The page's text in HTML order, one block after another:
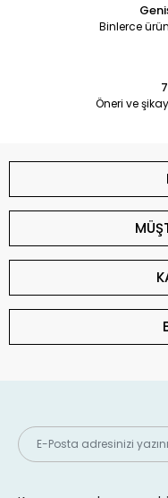
Binlerce
Öneri ve